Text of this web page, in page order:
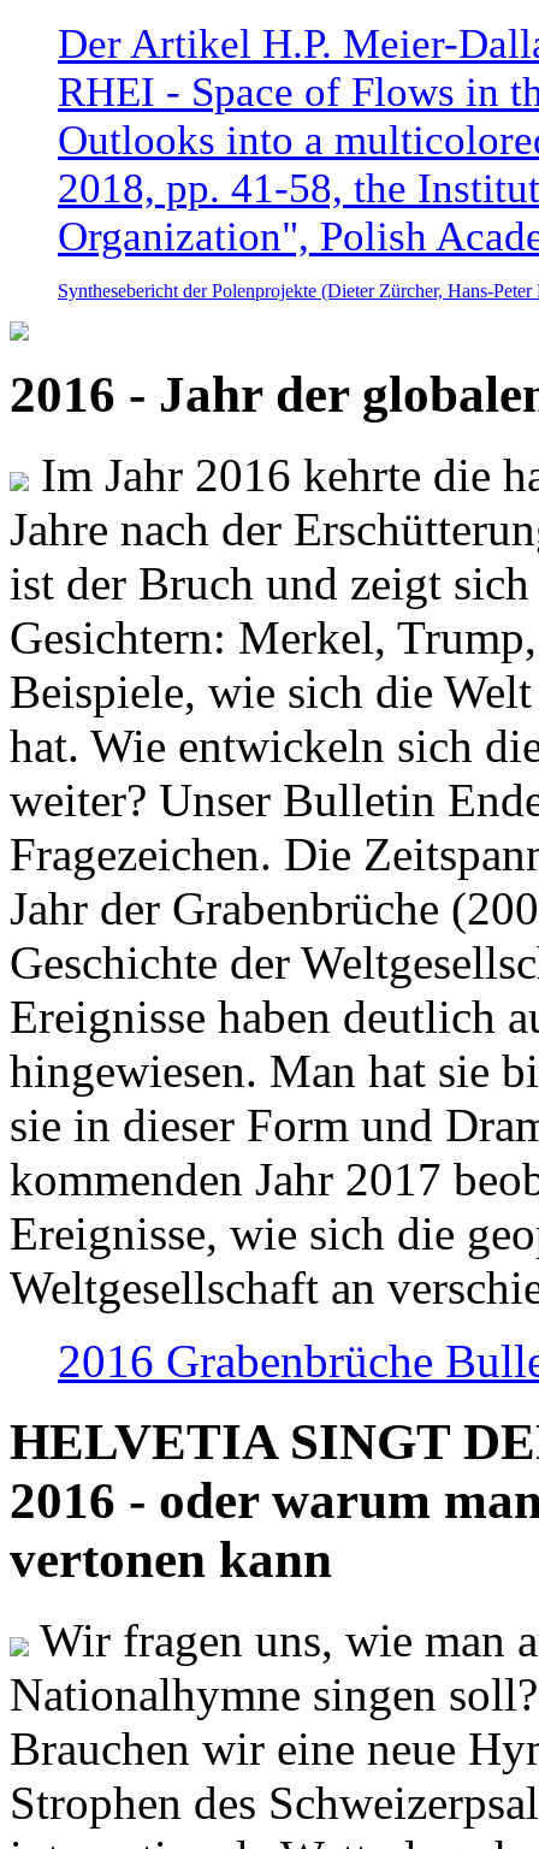
Der Artikel H.P. Meier-
RHEI - Space of Flows in
Outlooks into a
2018, pp. 41-58, the
Organization", Polish
Synthesebericht der Polenprojekte (Dieter Zürcher, Hans-
2016 - Jahr der
Im Jahr 2016 kehrte die
Jahre nach der
ist der Bruch und zeigt
Gesichtern: Merkel,
Beispiele, wie sich die
hat. Wie entwickeln sich
weiter? Unser Bulletin
Fragezeichen. Die
Jahr der Grabenbrüche
Geschichte der
Ereignisse haben deutlich
hingewiesen. Man hat sie
sie in dieser Form und
kommenden Jahr 2017
Ereignisse, wie sich die
Weltgesellschaft an
2016 Grabenbrüche
HELVETIA SINGT
2016 - oder warum
vertonen kann
Wir fragen uns, wie man
Nationalhymne singen
Brauchen wir eine neue
Strophen des